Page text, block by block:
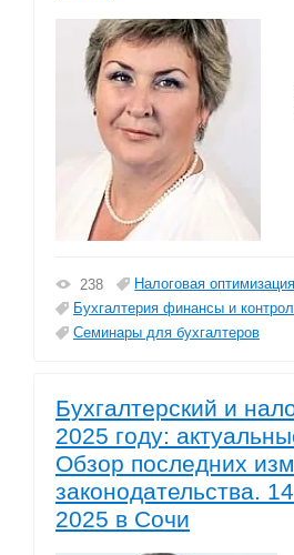
238 Налоговая оптимизация
Бухгалтерия финансы и
Семинары для бухгалтеров
Бухгалтерский и
2025 году:
Обзор последних
законодательства.
2025 в Сочи